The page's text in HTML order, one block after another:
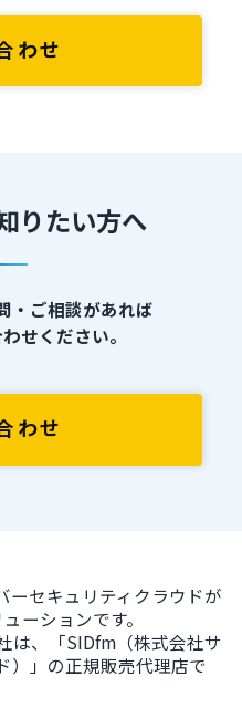
わせ
りたい方へ
・ご相談があれば
せください。
わせ
セキュリティクラウドが
ーションです。
は、「SIDfm（株式会社サ
）」の正規販売代理店で